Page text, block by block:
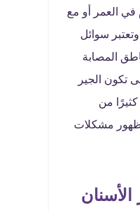
في العمر أو مع
سوائل
المصابة
تكون الجير
كثيرًا من
ظهور مشكلات
الأسنان